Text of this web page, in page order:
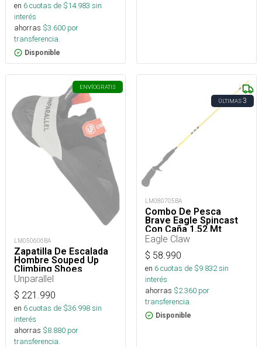
en 6cuotas de $14.983 sin
interés
ahorras $3.600 por
transferencia.
Disponible
ENVÍOGRATIS
LM050606BA
Zapatilla De Escalada
Hombre Souped Up
Climbing Shoes
Unparallel
$ 221.990
en 6cuotas de $36.998sin
interés
ahorras $8.880 por
transferencia.
ÚLTIMAS3
LM080705BA
Combo De Pesca
Brave Eagle Spincast
Con Caña 1.52 Mt
Acción Medium Y Reel
Eagle Claw
$ 58.990
en 6cuotas de $9.832sin
interés
ahorras $2.360 por
transferencia.
Disponible